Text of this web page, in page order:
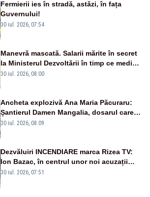
Fermierii ies în stradă, astăzi, în fața
Guvernului!
30 iul. 2026, 07:54
Manevră mascată. Salarii mărite în secret
la Ministerul Dezvoltării în timp ce medicii
ies în stradă
30 iul. 2026, 08:00
Ancheta explozivă Ana Maria Păcuraru:
Șantierul Damen Mangalia, dosarul care
scufundă apărarea României
30 iul. 2026, 08:09
Dezvăluiri INCENDIARE marca Rizea TV:
Ion Bazac, în centrul unor noi acuzații
publice
30 iul. 2026, 07:51